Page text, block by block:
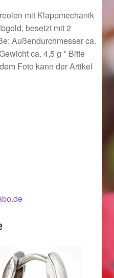
2018
2019
2021
2022
mit Klappmechanik
besetzt mit 2
Außendurchmesser ca.
ca. 4,5 g * Bitte
Foto kann der Artikel